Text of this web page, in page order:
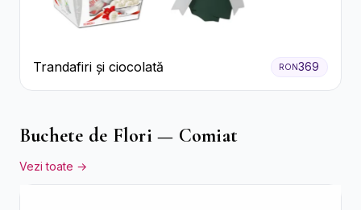
Trandafiri și ciocolată RON369
Buchete de Flori — Comiat
Vezi toate →